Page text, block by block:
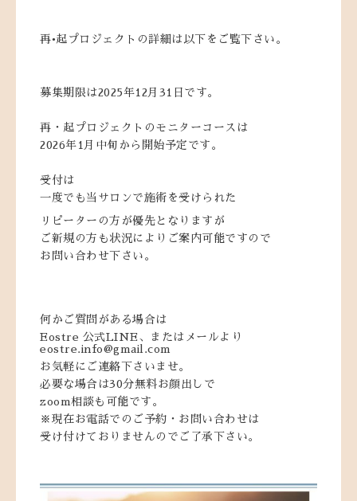
再•起プロジェクトの詳細は以下をご覧下さい。
募集期限は2025年12月31日です。
再・起プロジェクトのモニターコースは
2026年1月中旬から開始予定です。
受付は
一度でも当サロンで施術を受けられた
リピーターの方が優先となりますが
ご新規の方も状況によりご案内可能ですので
お問い合わせ下さい。
何かご質問がある場合は
Eostre 公式LINE、またはメールより
eostre.info@gmail.com
お気軽にご連絡下さいませ。
必要な場合は30分無料お顔出しで
zoom相談も可能です。
※現在お電話でのご予約・お問い合わせは
受け付けておりませんのでご了承下さい。